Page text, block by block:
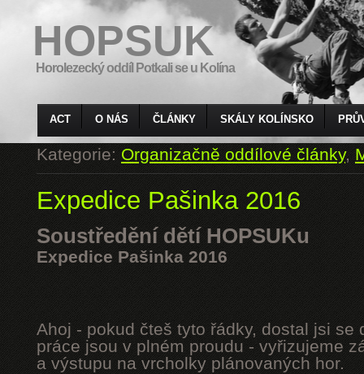
HOPSUK
Horolezecký oddíl Potkali se u Kolína
ACT O NÁS ČLÁNKY SKÁLY KOLÍNSKO
Kategorie:Organizačně oddílové články,
Expedice Pašinka 2016
Soustředění dětí HOPSUKu
Expedice Pašinka 2016
Ahoj - pokud čteš tyto řádky, dostal jsi se
práce jsou v plném proudu - vyřizujeme
a výstupu na vrcholky plánovaných hor.